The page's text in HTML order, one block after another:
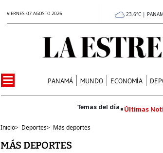
VIERNES 07 AGOSTO 2026 23.6°C |
PANAMÁ MUNDO ECONOMÍA
Últimas
Inicio> Deportes> Más deportes
MÁS DEPORTES